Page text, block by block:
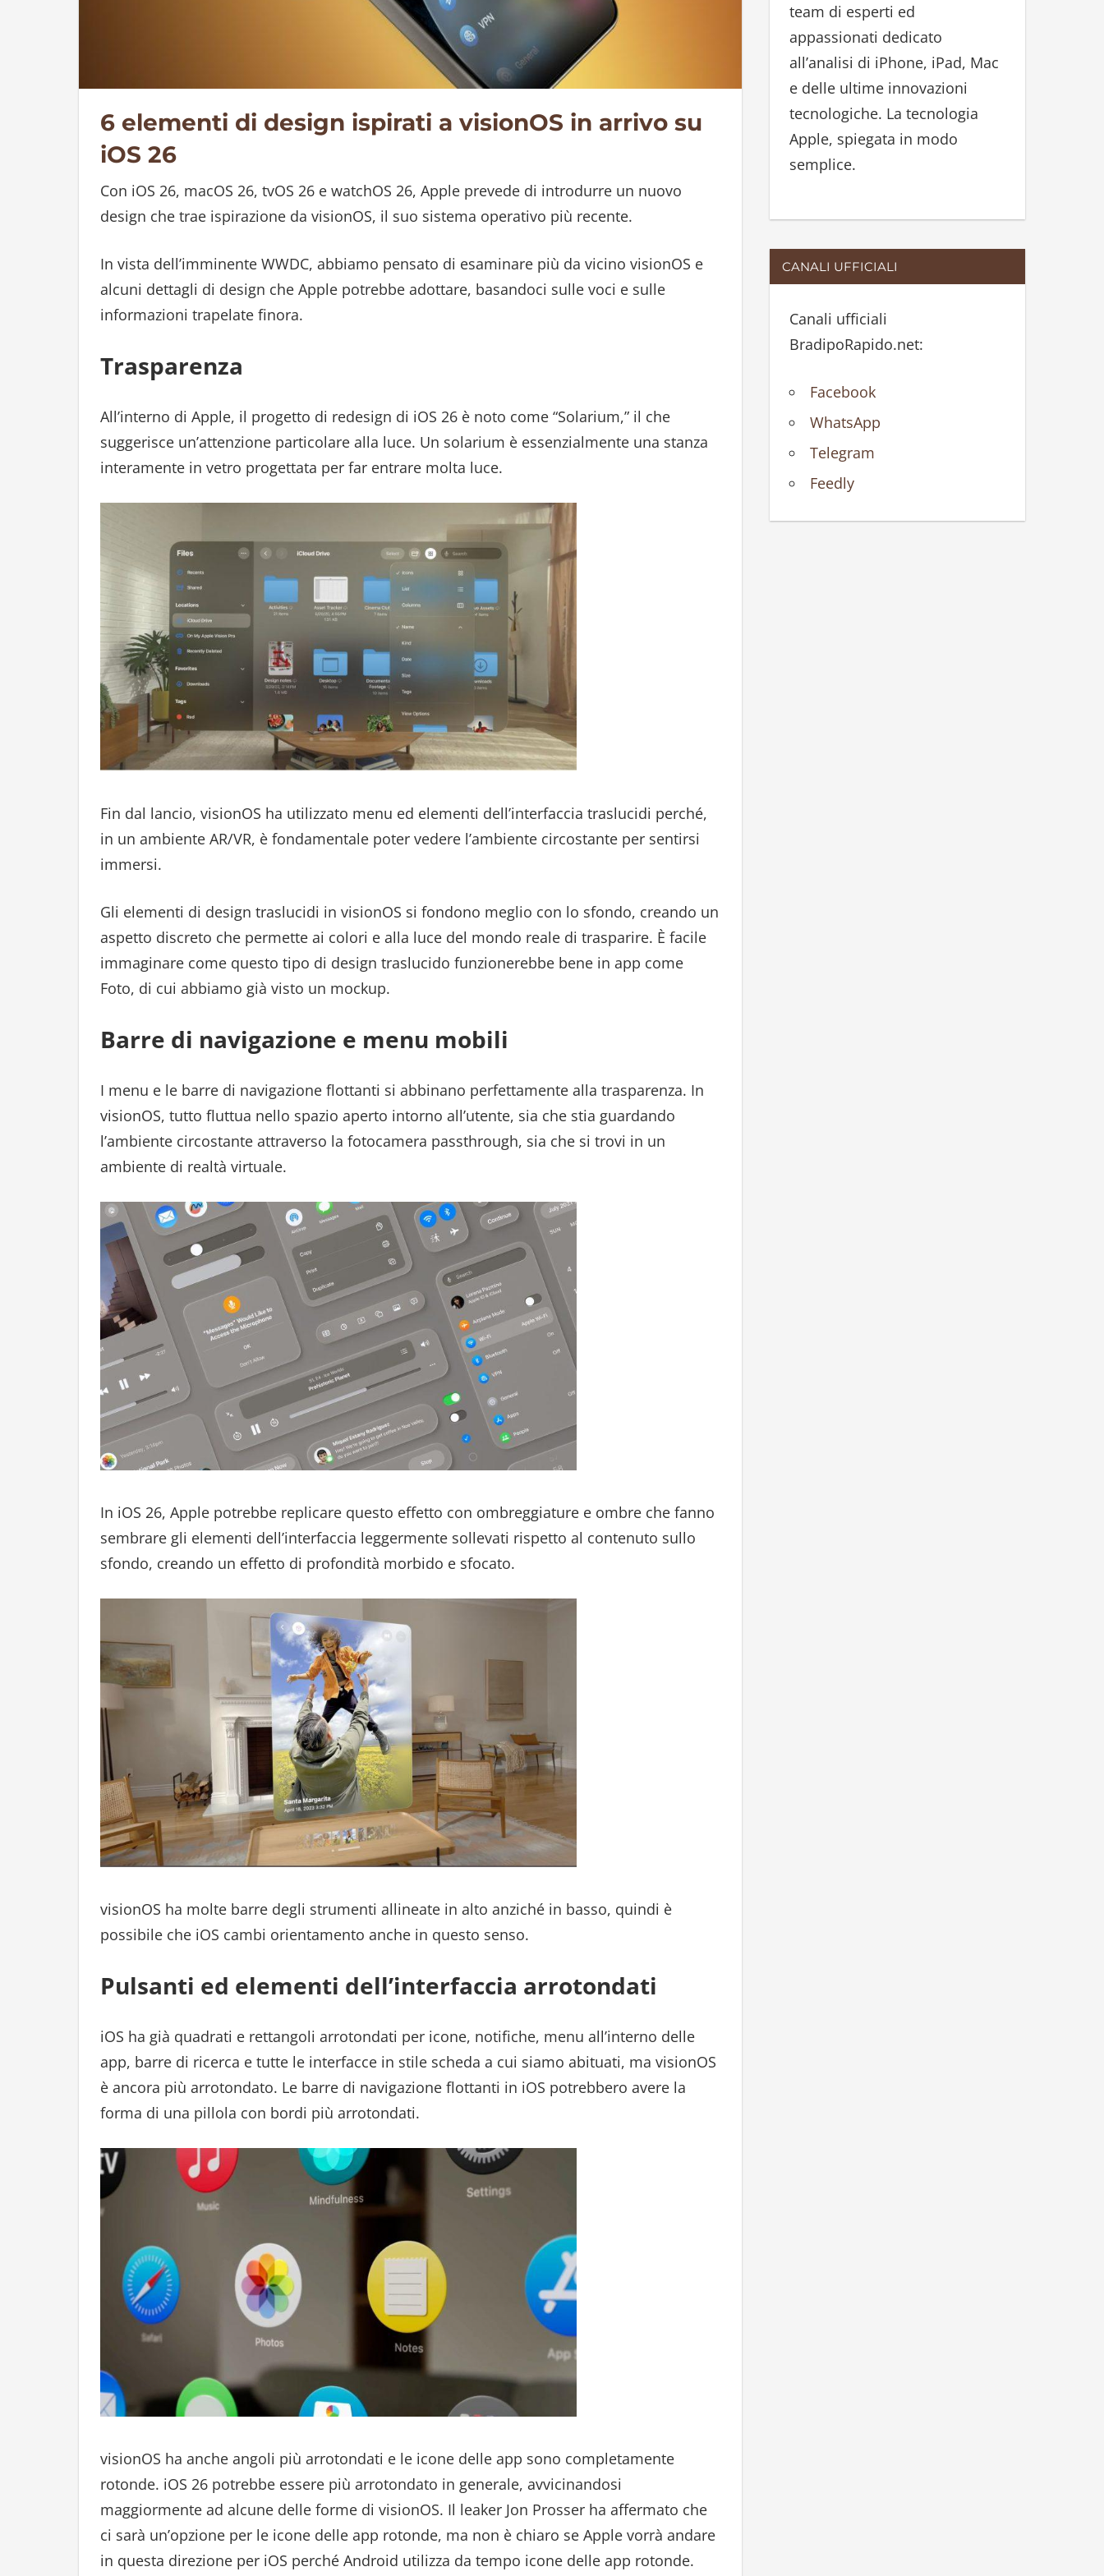
6 elementi di design ispirati a visionOS in arrivo su
iOS 26
Con iOS 26, macOS 26, tvOS 26 e watchOS 26, Apple prevede di introdurre un nuovo
design che trae ispirazione da visionOS, il suo sistema operativo più recente.
In vista dell’imminente WWDC, abbiamo pensato di esaminare più da vicino visionOS e
alcuni dettagli di design che Apple potrebbe adottare, basandoci sulle voci e sulle
informazioni trapelate finora.
Trasparenza
All’interno di Apple, il progetto di redesign di iOS 26 è noto come “Solarium,” il che
suggerisce un’attenzione particolare alla luce. Un solarium è essenzialmente una stanza
interamente in vetro progettata per far entrare molta luce.
Fin dal lancio, visionOS ha utilizzato menu ed elementi dell’interfaccia traslucidi perché,
in un ambiente AR/VR, è fondamentale poter vedere l’ambiente circostante per sentirsi
immersi.
Gli elementi di design traslucidi in visionOS si fondono meglio con lo sfondo, creando un
aspetto discreto che permette ai colori e alla luce del mondo reale di trasparire. È facile
immaginare come questo tipo di design traslucido funzionerebbe bene in app come
Foto, di cui abbiamo già visto un mockup.
Barre di navigazione e menu mobili
I menu e le barre di navigazione flottanti si abbinano perfettamente alla trasparenza. In
visionOS, tutto fluttua nello spazio aperto intorno all’utente, sia che stia guardando
l’ambiente circostante attraverso la fotocamera passthrough, sia che si trovi in un
ambiente di realtà virtuale.
In iOS 26, Apple potrebbe replicare questo effetto con ombreggiature e ombre che fanno
sembrare gli elementi dell’interfaccia leggermente sollevati rispetto al contenuto sullo
sfondo, creando un effetto di profondità morbido e sfocato.
visionOS ha molte barre degli strumenti allineate in alto anziché in basso, quindi è
possibile che iOS cambi orientamento anche in questo senso.
Pulsanti ed elementi dell’interfaccia arrotondati
iOS ha già quadrati e rettangoli arrotondati per icone, notifiche, menu all’interno delle
app, barre di ricerca e tutte le interfacce in stile scheda a cui siamo abituati, ma visionOS
è ancora più arrotondato. Le barre di navigazione flottanti in iOS potrebbero avere la
forma di una pillola con bordi più arrotondati.
visionOS ha anche angoli più arrotondati e le icone delle app sono completamente
rotonde. iOS 26 potrebbe essere più arrotondato in generale, avvicinandosi
maggiormente ad alcune delle forme di visionOS. Il leaker Jon Prosser ha affermato che
ci sarà un’opzione per le icone delle app rotonde, ma non è chiaro se Apple vorrà andare
in questa direzione per iOS perché Android utilizza da tempo icone delle app rotonde.
:
team di esperti ed
appassionati dedicato
all’analisi di iPhone, iPad, Mac
e delle ultime innovazioni
tecnologiche. La tecnologia
Apple, spiegata in modo
semplice.
CANALI UFFICIALI
Canali ufficiali
BradipoRapido.net:
Facebook
WhatsApp
Telegram
Feedly